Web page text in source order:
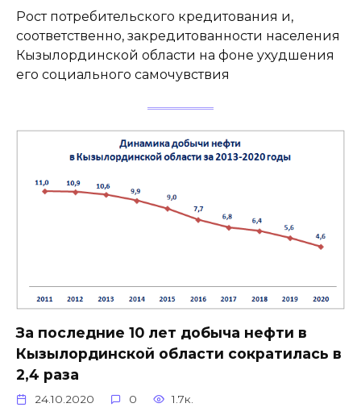
Рост потребительского кредитования и,
соответственно, закредитованности населения
Кызылординской области на фоне ухудшения
его социального самочувствия
За последние 10 лет добыча нефти в
Кызылординской области сократилась в
2,4 раза
24.10.2020 0 1.7к.